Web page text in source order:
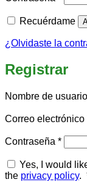
Recuérdame
¿Olvidaste la
Registrar
Nombre de usuario
Correo electrónico
Contraseña *
Yes, I would
the privacy policy.